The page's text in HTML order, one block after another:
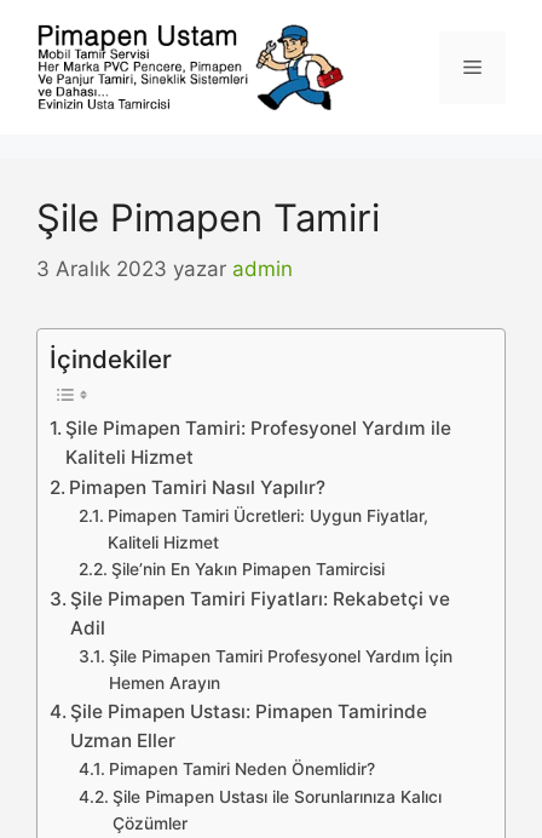
Menü
Şile Pimapen Tamiri
3 Aralık 2023 yazar admin
İçindekiler
Şile Pimapen Tamiri: Profesyonel Yardım ile
Kaliteli Hizmet
Pimapen Tamiri Nasıl Yapılır?
Pimapen Tamiri Ücretleri: Uygun Fiyatlar,
Kaliteli Hizmet
Şile’nin En Yakın Pimapen Tamircisi
Şile Pimapen Tamiri Fiyatları: Rekabetçi ve
Adil
Şile Pimapen Tamiri Profesyonel Yardım İçin
Hemen Arayın
Şile Pimapen Ustası: Pimapen Tamirinde
Uzman Eller
Pimapen Tamiri Neden Önemlidir?
Şile Pimapen Ustası ile Sorunlarınıza Kalıcı
Çözümler